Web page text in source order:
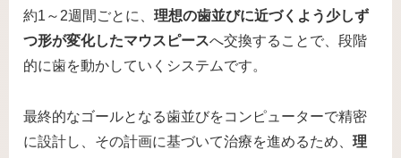
約1～2週間ごとに、 理想の歯並びに近づくよう少しず
つ形が変化したマウスピースへ交換することで、段階
的に歯を動かしていくシステムです。
最終的なゴールとなる歯並びをコンピューターで精密
に設計し、その計画に基づいて治療を進めるため、 理